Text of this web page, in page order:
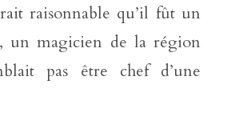
raisonnable qu’il fût un
un magicien de la région
pas être chef d’une